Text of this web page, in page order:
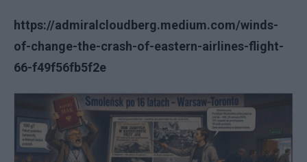
https://admiralcloudberg.medium.com/winds-
of-change-the-crash-of-eastern-airlines-flight-
66-f49f56fb5f2e